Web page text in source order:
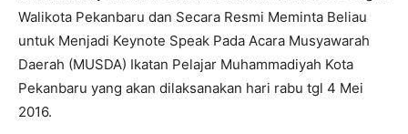
Walikota Pekanbaru dan Secara Resmi Meminta Beliau
untuk Menjadi Keynote Speak Pada Acara Musyawarah
Daerah (MUSDA) Ikatan Pelajar Muhammadiyah Kota
Pekanbaru yang akan dilaksanakan hari rabu tgl 4 Mei
2016.